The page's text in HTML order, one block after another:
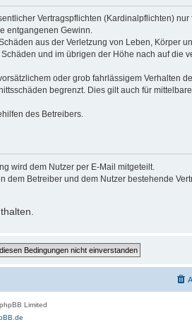
Vertragspflichten (Kardinalpflichten)
entgangenen Gewinn.
aus der Verletzung von Leben, Körper
und im übrigen der Höhe nach auf die
oder grob fahrlässigem Verhalten
begrenzt. Dies gilt auch für
des Betreibers.
wird dem Nutzer per E-Mail mitgeteilt.
Betreiber und dem Nutzer bestehende
Limited